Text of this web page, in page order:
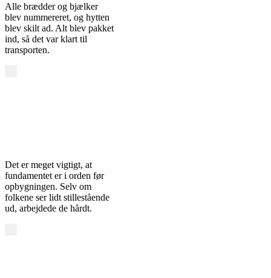
Alle brædder og bjælker
blev nummereret, og hytten
blev skilt ad. Alt blev pakket
ind, så det var klart til
transporten.
Det er meget vigtigt, at
fundamentet er i orden før
opbygningen. Selv om
folkene ser lidt stillestående
ud, arbejdede de hårdt.